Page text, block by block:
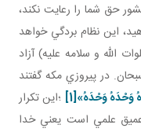
حق شما را رعايت نکند،
اين نظام بردگي خواهد
الله و سلامه عليه) آزاد
در پيروزي مکه گفتند
وَحْدَهُ‏ وَحْدَهُ‏»
[1]
؛اين تکرار
علمي است يعني خدا